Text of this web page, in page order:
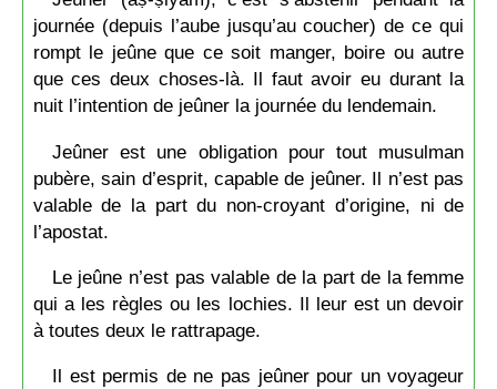
journée (depuis l’aube jusqu’au coucher) de ce qui
rompt le jeûne que ce soit manger, boire ou autre
que ces deux choses-là. Il faut avoir eu durant la
nuit l’intention de jeûner la journée du lendemain.
Jeûner est une obligation pour tout musulman
pubère, sain d’esprit, capable de jeûner. Il n’est pas
valable de la part du non-croyant d’origine, ni de
l’apostat.
Le jeûne n’est pas valable de la part de la femme
qui a les règles ou les lochies. Il leur est un devoir
à toutes deux le rattrapage.
Il est permis de ne pas jeûner pour un voyageur